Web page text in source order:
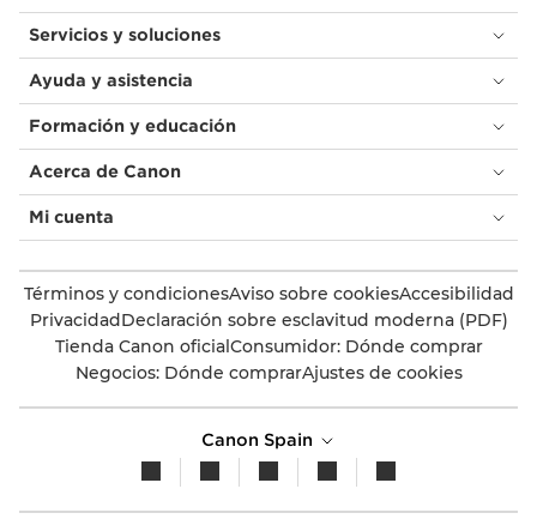
Servicios y soluciones
Ayuda y asistencia
Formación y educación
Acerca de Canon
Mi cuenta
Términos y condicionesAviso sobre cookiesAccesibilidad
PrivacidadDeclaración sobre esclavitud moderna (PDF)
Tienda Canon oficialConsumidor: Dónde comprar
Negocios: Dónde comprarAjustes de cookies
Canon Spain